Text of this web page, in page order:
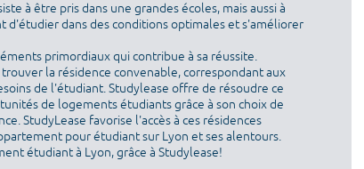
à être pris dans une grandes écoles, mais aussi à
d'étudier dans des conditions optimales et s'améliorer
primordiaux qui contribue à sa réussite.
la résidence convenable, correspondant aux
de l'étudiant. Studylease offre de résoudre ce
de logements étudiants grâce à son choix de
StudyLease favorise l'accès à ces résidences
pour étudiant sur Lyon et ses alentours.
étudiant à Lyon, grâce à Studylease!